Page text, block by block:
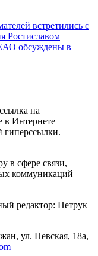
встретились с
Ростиславом
обсуждены в
на
в Интернете
гиперссылки.
в сфере связи,
коммуникаций
редактор: Петрук
ул. Невская, 18а,